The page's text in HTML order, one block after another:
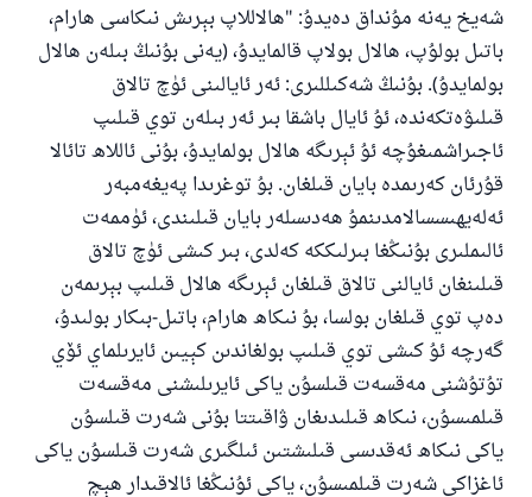
شەيخ يەنە مۇنداق دەيدۇ: "ھالاللاپ بېرىش نىكاسى ھارام،
باتىل بولۇپ، ھالال بولاپ قالمايدۇ، (يەنى بۇنىڭ بىلەن ھالال
بولمايدۇ). بۇنىڭ شەكىللىرى: ئەر ئايالىنى ئۈچ تالاق
قىلىۋەتكەندە، ئۇ ئايال باشقا بىر ئەر بىلەن توي قىلىپ
ئاجىراشمىغۇچە ئۇ ئېرىگە ھالال بولمايدۇ، بۇنى ئاللاھ تائالا
قۇرئان كەرىمدە بايان قىلغان. بۇ توغرىدا پەيغەمبەر
ئەلەيھىسسالامدىنمۇ ھەدىسلەر بايان قىلىندى، ئۈممەت
ئالىملىرى بۇنىڭغا بىرلىككە كەلدى، بىر كىشى ئۈچ تالاق
قىلىنغان ئايالنى تالاق قىلغان ئېرىگە ھالال قىلىپ بېرىمەن
دەپ توي قىلغان بولسا، بۇ نىكاھ ھارام، باتىل-بىكار بولىدۇ،
گەرچە ئۇ كىشى توي قىلىپ بولغاندىن كېيىن ئايرىلماي ئۆي
تۇتۇشنى مەقسەت قىلسۇن ياكى ئايرىلىشنى مەقسەت
قىلمىسۇن، نىكاھ قىلىدىغان ۋاقىتتا بۇنى شەرت قىلسۇن
ياكى نىكاھ ئەقدىسى قىلىشتىن ئىلگىرى شەرت قىلسۇن ياكى
ئاغزاكى شەرت قىلمىسۇن، ياكى ئۇنىڭغا ئالاقىدار ھېچ